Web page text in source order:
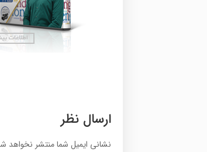
ارسال نظر
نشانی ایمیل شما منتشر نخواهد